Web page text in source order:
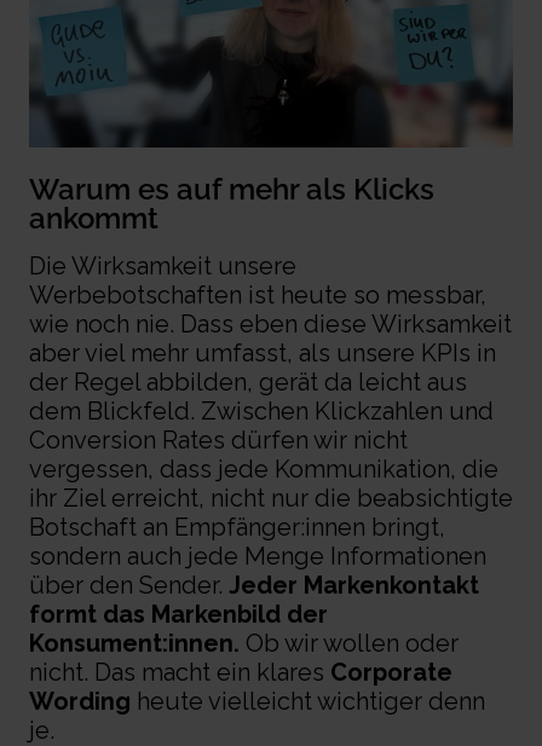
Warum es auf mehr als Klicks
ankommt
Die Wirksamkeit unsere
Werbebotschaften ist heute so messbar,
wie noch nie. Dass eben diese Wirksamkeit
aber viel mehr umfasst, als unsere KPIs in
der Regel abbilden, gerät da leicht aus
dem Blickfeld. Zwischen Klickzahlen und
Conversion Rates dürfen wir nicht
vergessen, dass jede Kommunikation, die
ihr Ziel erreicht, nicht nur die beabsichtigte
Botschaft an Empfänger:innen bringt,
sondern auch jede Menge Informationen
über den Sender. Jeder Markenkontakt
formt das Markenbild der
Konsument:innen. Ob wir wollen oder
nicht. Das macht ein klares Corporate
Wording heute vielleicht wichtiger denn
je.